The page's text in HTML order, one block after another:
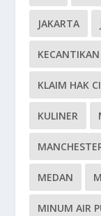
JAKARTA
KECANTIKAN
KLAIM HAK
KULINER
MEDAN
MINUM AIR